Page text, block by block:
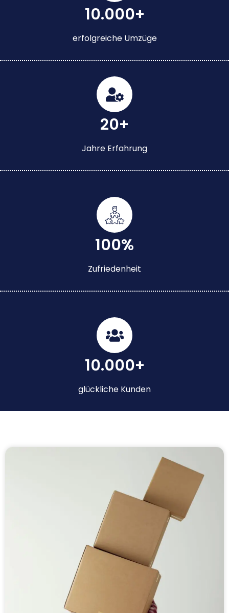
10.000+
erfolgreiche Umzüge
20+
Jahre Erfahrung
100%
Zufriedenheit
10.000+
glückliche Kunden